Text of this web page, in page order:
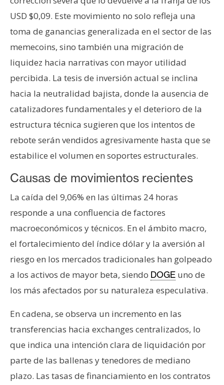
R
e
c
u
r
s
s
o
n
a
c
t
y
P
u
b
i
c
d
a
d
USD $0,09. Este movimiento no solo refleja una
toma de ganancias generalizada en el sector de las
memecoins, sino también una migración de
liquidez hacia narrativas con mayor utilidad
percibida. La tesis de inversión actual se inclina
hacia la neutralidad bajista, donde la ausencia de
catalizadores fundamentales y el deterioro de la
estructura técnica sugieren que los intentos de
rebote serán vendidos agresivamente hasta que se
estabilice el volumen en soportes estructurales.
Causas de movimientos recientes
La caída del 9,06% en las últimas 24 horas
responde a una confluencia de factores
macroeconómicos y técnicos. En el ámbito macro,
el fortalecimiento del índice dólar y la aversión al
riesgo en los mercados tradicionales han golpeado
a los activos de mayor beta, siendo DOGE uno de
los más afectados por su naturaleza especulativa.
En cadena, se observa un incremento en las
transferencias hacia exchanges centralizados, lo
que indica una intención clara de liquidación por
parte de las ballenas y tenedores de mediano
plazo. Las tasas de financiamiento en los contratos